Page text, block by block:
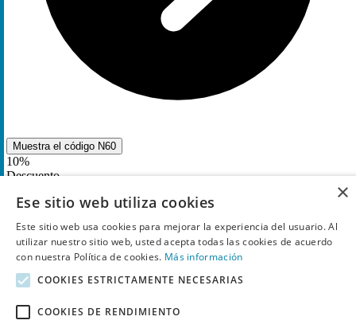
Muestra el código N60
10%
Descuento
Consigue un 10% de descuento en toda la web
usando este código
×
Ese sitio web utiliza cookies
Este sitio web usa cookies para mejorar la experiencia del usuario. Al
utilizar nuestro sitio web, usted acepta todas las cookies de acuerdo
con nuestra Política de cookies. Más información
COOKIES ESTRICTAMENTE NECESARIAS
COOKIES DE RENDIMIENTO